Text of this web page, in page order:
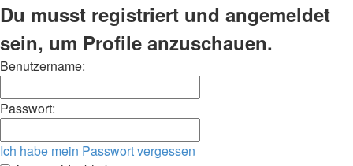
Du musst registriert und angemeldet
sein, um Profile anzuschauen.
Benutzername:
Passwort:
Ich habe mein Passwort vergessen